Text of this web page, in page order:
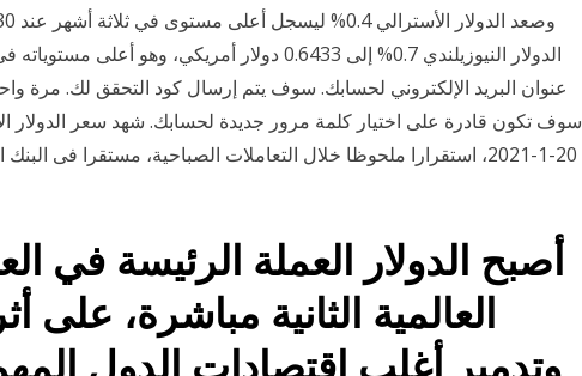
الدولار النيوزيلندي 0.7% إلى 0.6433 دولار أمريكي،
عنوان البريد الإلكتروني لحسابك. سوف يتم إرسال كود التحقق لك. مرة
سوف تكون قادرة على اختيار كلمة مرور جديدة لحسابك. شهد سعر الدولار
أصبح الدولار العملة الرئيسة في
العالمية الثانية مباشرة، على